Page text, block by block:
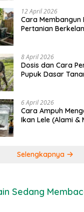
dalam
di Indonesia
12 April 2026
Cara Membangun
Pertanian
8 April 2026
Dosis dan Cara
Pupuk Dasar
6 April 2026
Cara Ampuh
Ikan Lele (Alami &
Selengkapnya
Sedang